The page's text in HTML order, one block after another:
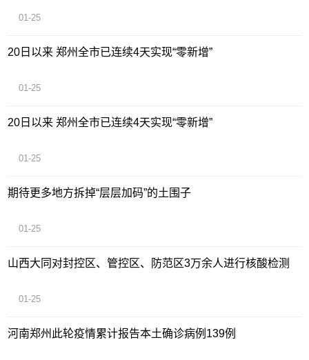
01-25
20日以来 郑州全市已连续4天实现“零新增”
01-25
20日以来 郑州全市已连续4天实现“零新增”
01-25
期待更多地方拆掉“层层加码”的土围子
01-25
山西大同对封控区、管控区、防范区3万余人进行核酸检测
01-25
河南郑州此轮疫情累计报告本土确诊病例139例